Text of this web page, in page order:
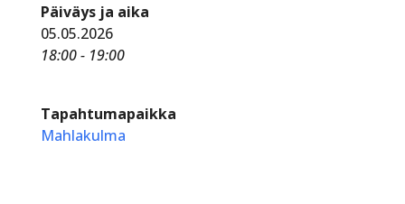
Päiväys ja aika
05.05.2026
18:00 - 19:00
Tapahtumapaikka
Mahlakulma